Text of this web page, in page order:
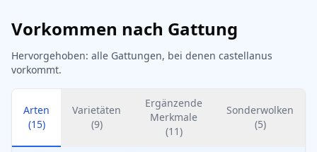
Vorkommen nach Gattung
Hervorgehoben: alle Gattungen, bei denen castellanus
vorkommt.
Arten
(15)
Varietäten
(9)
Ergänzende
Merkmale
(11)
Sonderwolken
(5)